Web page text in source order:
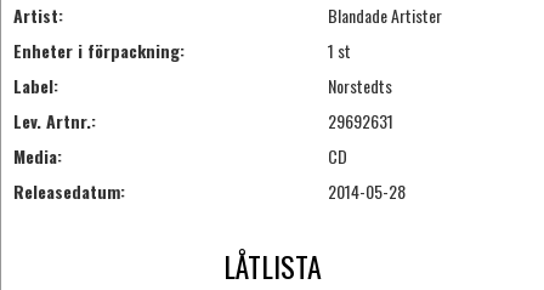
Artist:
Blandade Artister
Enheter i förpackning:
1 st
Label:
Norstedts
Lev. Artnr.:
29692631
Media:
CD
Releasedatum:
2014-05-28
LÅTLISTA